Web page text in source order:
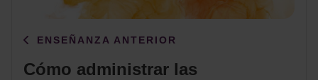
ENSEÑANZA ANTERIOR
Cómo administrar las